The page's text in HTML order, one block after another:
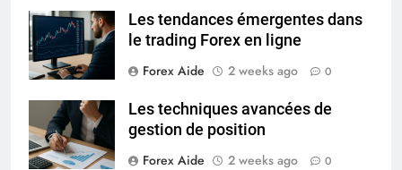
Les tendances émergentes dans
le trading Forex en ligne
Forex Aide
2 weeks ago 0
Les techniques avancées de
gestion de position
Forex Aide
2 weeks ago 0